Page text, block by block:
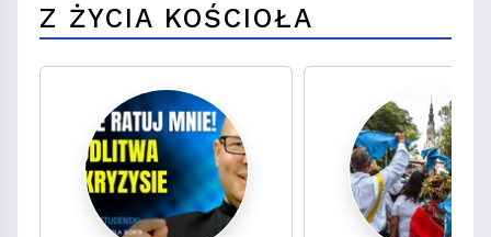
Z ŻYCIA KOŚCIOŁA